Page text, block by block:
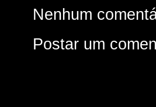
Nenhum
Postar um